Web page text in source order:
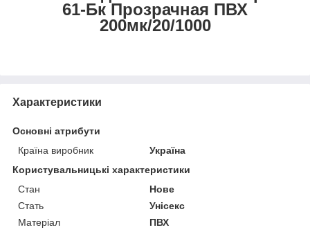
61-Бк Прозрачная ПВХ
200мк/20/1000
Характеристики
Основні атрибути
Країна виробник
Україна
Користувальницькі характеристики
Стан
Нове
Стать
Унісекс
Матеріал
ПВХ